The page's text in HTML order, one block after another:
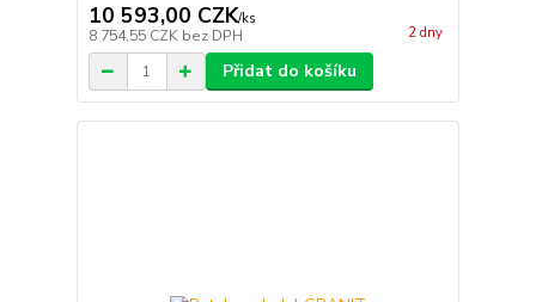
10 593,00 CZK/ks
8 754,55 CZK bez DPH 2 dny
Přidat do košíku